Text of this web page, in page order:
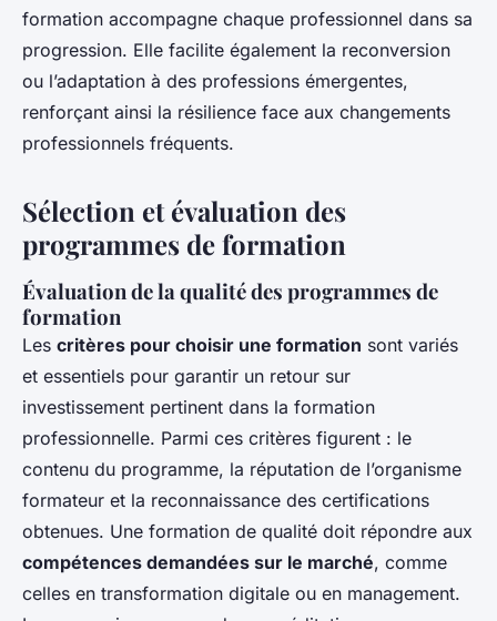
formation accompagne chaque professionnel dans sa
progression. Elle facilite également la reconversion
ou l’adaptation à des professions émergentes,
renforçant ainsi la résilience face aux changements
professionnels fréquents.
Sélection et évaluation des
programmes de formation
Évaluation de la qualité des programmes de
formation
Les critères pour choisir une formation sont variés
et essentiels pour garantir un retour sur
investissement pertinent dans la formation
professionnelle. Parmi ces critères figurent : le
contenu du programme, la réputation de l’organisme
formateur et la reconnaissance des certifications
obtenues. Une formation de qualité doit répondre aux
compétences demandées sur le marché, comme
celles en transformation digitale ou en management.